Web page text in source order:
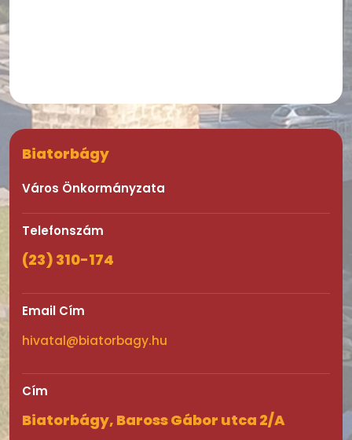
Biatorbágy
Város Önkormányzata
Telefonszám
(23) 310-174
Email Cím
hivatal@biatorbagy.hu
Cím
Biatorbágy, Baross Gábor utca 2/A